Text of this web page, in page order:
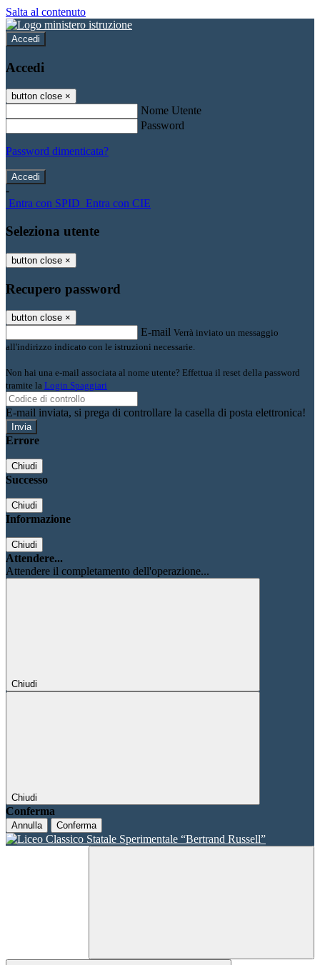
Salta al contenuto
Accedi
Accedi
button close ×
Nome Utente
Password
Password dimenticata?
-
Entra con SPID Entra con CIE
Seleziona utente
button close ×
Recupero password
button close ×
E-mail Verrà inviato un messaggio
all'indirizzo indicato con le istruzioni necessarie.
Non hai una e-mail associata al nome utente? Effettua il reset della password
tramite la Login Spaggiari
E-mail inviata, si prega di controllare la casella di posta elettronica!
Errore
Chiudi
Successo
Chiudi
Informazione
Chiudi
Attendere...
Attendere il completamento dell'operazione...
Chiudi
Chiudi
Conferma
Annulla Conferma